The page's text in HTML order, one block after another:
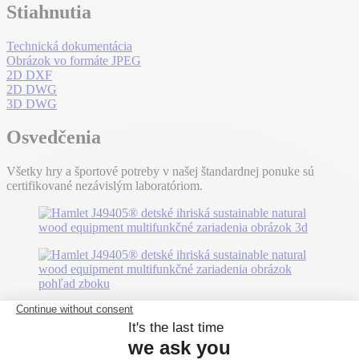
Stiahnutia
Technická dokumentácia
Obrázok vo formáte JPEG
2D DXF
2D DWG
3D DWG
Osvedčenia
Všetky hry a športové potreby v našej štandardnej ponuke sú
certifikované nezávislým laboratóriom.